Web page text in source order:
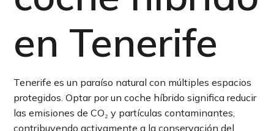
en Tenerife
Tenerife es un paraíso natural con múltiples espacios
protegidos. Optar por un coche híbrido significa reducir
las emisiones de CO₂ y partículas contaminantes,
contribuyendo activamente a la conservación del